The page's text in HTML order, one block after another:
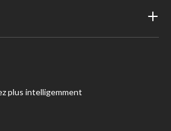
plus intelligemment